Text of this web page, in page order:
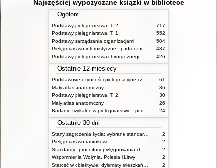
Najczęściej wypożyczane książki w bibliotece
Ogółem
Podstawy pielęgniarstwa. T. 2
717
Podstawy pielęgniarstwa. T. 1
552
Podstawy zarządzania organizacjami
504
437
Podstawy pielęgniarstwa chirurgicznego
426
Ostatnie 12 miesięcy
61
Mały atlas anatomiczny
36
Podstawy pielęgniarstwa. T. 2,
30
Mały atlas anatomiczny
26
24
Ostatnie 30 dni
Stany zagrożenia życia: wybrane standardy opieki i procedury postępowania pielęgniarskiego
2
Pielęgniarstwo ratunkowe
2
2
Wspomnienia Wołynia, Polesia i Litwy
2
2